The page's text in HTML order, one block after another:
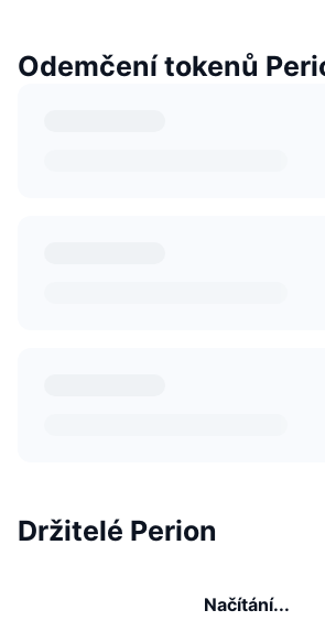
Odemčení tokenů
Držitelé Perion
Načítání...